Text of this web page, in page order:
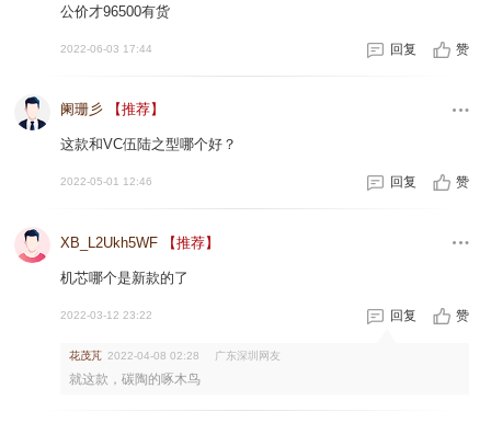
公价才96500有货
2022-06-03 17:44 回复 赞
阑珊彡 【推荐】
这款和VC伍陆之型哪个好？
2022-05-01 12:46 回复 赞
XB_L2Ukh5WF 【推荐】
机芯哪个是新款的了
2022-03-12 23:22 回复 赞
花茂芃 2022-04-08 02:28 广东深圳网友
就这款，碳陶的啄木鸟